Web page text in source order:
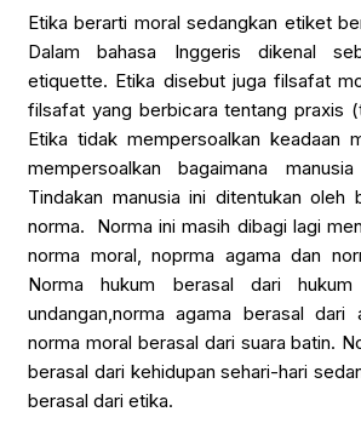
Etika berarti moral sedangkan etiket
Dalam bahasa Inggeris dikenal
etiquette. Etika disebut juga filsafat
filsafat yang berbicara tentang praxis
Etika tidak mempersoalkan keadaan
mempersoalkan bagaimana
Tindakan manusia ini ditentukan oleh
norma. Norma ini masih dibagi lagi
norma moral, noprma agama dan
Norma hukum berasal dari
undangan,norma agama berasal dari
norma moral berasal dari suara batin.
berasal dari kehidupan sehari-hari
berasal dari etika.